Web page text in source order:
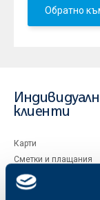
Обратно
клиенти
Карти
Сметки и плащания
Кредити
Спестявания и